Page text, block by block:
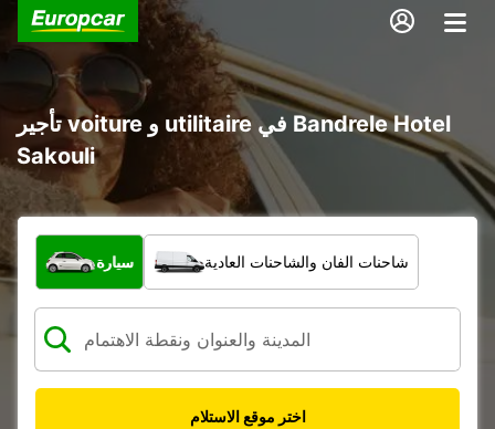
تأجير voiture و utilitaire في Bandrele Hotel
Sakouli
ما نوع المركبة؟
سيارة شاحنات الفان والشاحنات العادية
اختر موقع الاستلام